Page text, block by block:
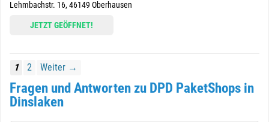
Lehmbachstr. 16, 46149 Oberhausen
JETZT GEÖFFNET!
1 2 Weiter →
Fragen und Antworten zu DPD PaketShops in
Dinslaken